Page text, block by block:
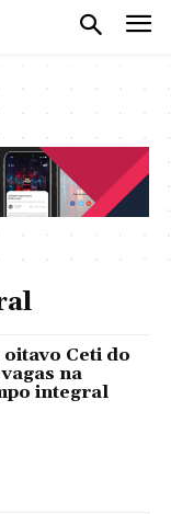
Ceti do
na
integral